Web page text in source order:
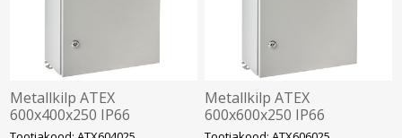
Metallkilp ATEX
600x400x250 IP66
mont.plaadiga, IDE
Metallkilp ATEX
600x600x250 IP66
mont.plaadiga, IDE